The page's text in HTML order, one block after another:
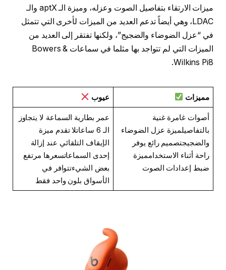
ميزات الارتقاء بتفاصيل الصوت وعزله، وميزة الـ aptX والـ
LDAC، وهي أيضاً تدعم العديد من الميزات لأخرى التي تتمثل
في “عزل الضوضاء والضجيج”، ولكنها تفتقر إلى العديد من
الميزات التي لم تتواجد بها مثلما في سماعات Bowers &
Wilkins Pi8.
مميزات عيوب
أصوات غامرة غنية
بالتفاصيلميزة عزل الضوضاء
والضجيجتصميم رائع يوفر
راحة أثناء الاستخدامميزة
ضبط إعدادات الصوت
عمر بطارية السماعة لا يتجاوز
الـ 6 ساعاتلا تقدم ميزة
الإيقاف التلقائي عند إزالة
إحدى السماعاتسعرها مرتفع
بعض الشيءتتوافر في
الأسواق بلون واحد فقط